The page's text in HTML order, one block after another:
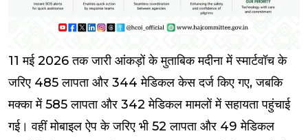
11 मई 2026 तक जारी आंकड़ों के मुताबिक मदीना में स्मार्टवॉच के
जरिए 485 लापता और 344 मेडिकल केस दर्ज किए गए, जबकि
मक्का में 585 लापता और 342 मेडिकल मामलों में सहायता पहुंचाई
गई। वहीं मोबाइल ऐप के जरिए भी 52 लापता और 49 मेडिकल